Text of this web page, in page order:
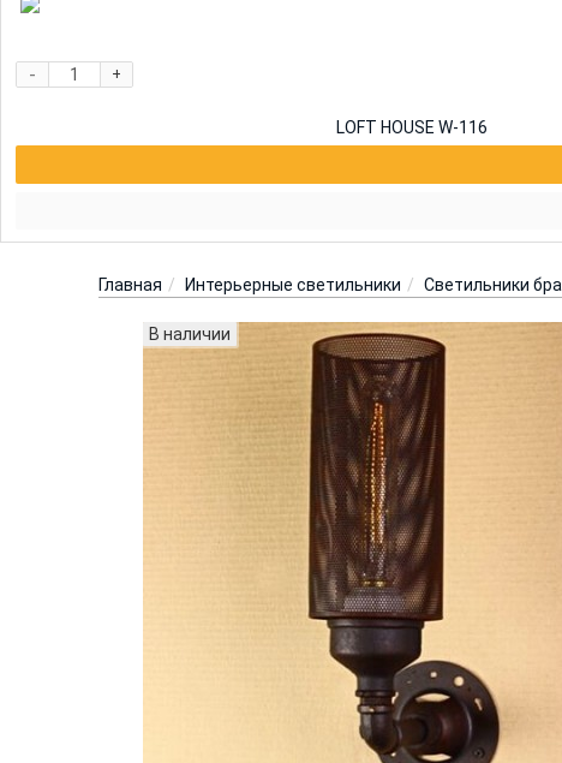
- +
LOFT HOUSE W-116
Главная Интерьерные светильники Светильники бра
В наличии